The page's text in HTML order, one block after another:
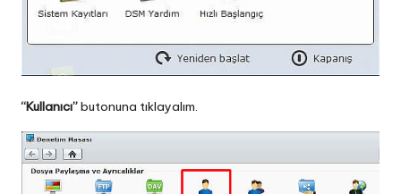
“Kullanıcı”butonuna tıklayalım.